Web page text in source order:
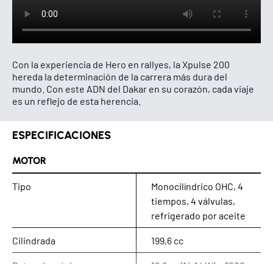
Con la experiencia de Hero en rallyes, la Xpulse 200
hereda la determinación de la carrera más dura del
mundo. Con este ADN del Dakar en su corazón, cada viaje
es un reflejo de esta herencia.
ESPECIFICACIONES
MOTOR
Tipo
Monocilíndrico OHC, 4
tiempos, 4 válvulas,
refrigerado por aceite
Cilindrada 199,6 cc
Potencia máxima
18,9 cv (14,1 kW) a 8500